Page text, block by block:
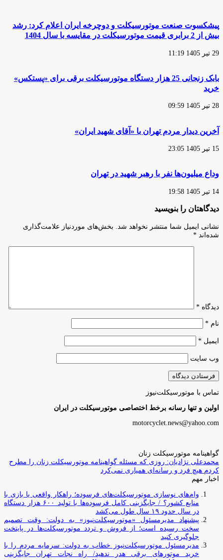
نوسازی
موتورسیکلت‌ها
وام
نیاز
پیشکسوت صنعت موتورسیکلت و دوچرخه ایران اعلام کرد: رشد
بیش از 2 برابری قیمت موتورسیکلت در مقایسه با سال 1404
29 تیر 1405 11:19
بابک زنجانی 25 هزار دستگاه موتورسیکلت برقی برای «پستکس»
خرید
28 تیر 1405 09:59
آخرین دیدار مردم تهران با «آقای شهید ایران»
15 تیر 1405 23:05
وداع میلیون‌ها نفر با رهبر شهید در تهران
14 تیر 1405 19:58
دیدگاهتان را بنویسید
نشانی ایمیل شما منتشر نخواهد شد.
بخش‌های موردنیاز علامت‌گذاری
شده‌اند *
دیدگاه *
نام *
ایمیل *
وب‌ سایت
تماس با موتورسیکلت‌نیوز
اولین و تنها رسانه برخط اختصاصی موتورسیکلت در ایران
motorcyclet.news@yahoo.com
گواهینامه موتورسیکلت زنان
محمدعلی نژادیان: روزی که مسئله گواهینامه موتورسیکلت زنان را مطرح
کردم هیچ فرد و رسانه‌ای همیاری نمی‌کرد
اخبار مهم
وام‌های نوسازی موتورسیکلت‌های فرسوده؛ راهکار واقعی یا بازی با
منابع کشور؟ / جایگزینی کامل فرسوده‌ها با تولید ۶۰۰ هزار دستگاه
در سال حدود ۱۹ سال طول می‌کشد
پیشنهاد مدیرمسئول «موتورسیکلت‌نیوز» به دولت: وقت تصمیم
سخت رسیده است؛ از فروش و تردد موتورسیکلت‌ها در پایتخت
جلوگیری کنید
مدیرمسئول موتورسیکلت‌نیوز خطاب به دولت: سرمایه مردم را با
خرید موتورهای برقی هدر ندهید/ راه نجات تهران جایگزینی